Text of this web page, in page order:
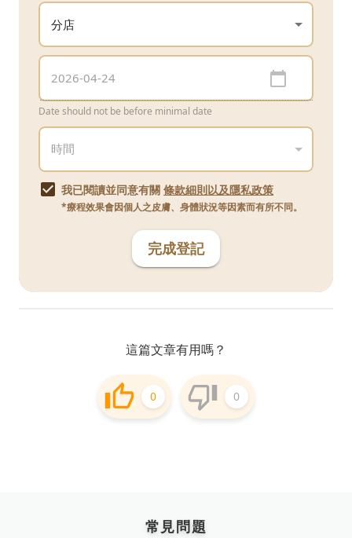
Date should not be before minimal date
我已閱讀並同意有關 條款細則以及隱私政策
*療程效果會因個人之皮膚、身體狀況等因素而有所不同。
完成登記
這篇文章有用嗎？
0 0
常見問題